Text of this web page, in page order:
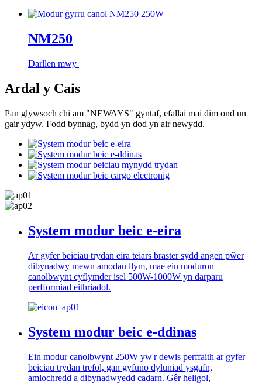
NM250
Darllen mwy
Ardal y Cais
Pan glywsoch chi am "NEWAYS" gyntaf, efallai mai dim ond un
gair ydyw. Fodd bynnag, bydd yn dod yn air newydd.
System modur beic e-eira
Ar gyfer beiciau trydan eira teiars braster sydd angen pŵer
dibynadwy mewn amodau llym, mae ein moduron
canolbwynt cyflymder isel 500W-1000W yn darparu
perfformiad eithriadol.
System modur beic e-ddinas
Ein modur canolbwynt 250W yw'r dewis perffaith ar gyfer
beiciau trydan trefol, gan gyfuno dyluniad ysgafn,
amlochredd a dibynadwyedd cadarn. Gêr heligol,